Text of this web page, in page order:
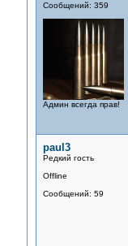
Сообщений: 359
Админ всегда прав!
paul3
Редкий гость
Offline
Сообщений: 59